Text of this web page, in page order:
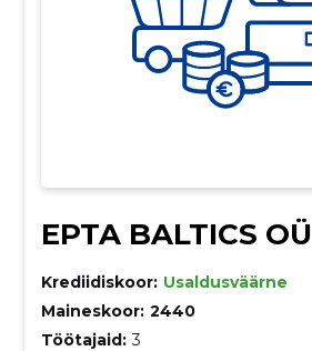
EPTA BALTICS OÜ
Krediidiskoor: Usaldusväärne
Maineskoor: 2440
Töötajaid: 3